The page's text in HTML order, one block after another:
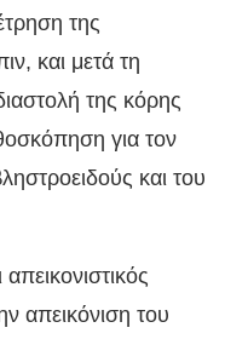
της
και μετά τη
της κόρης
για τον
και του
απεικόνιση του